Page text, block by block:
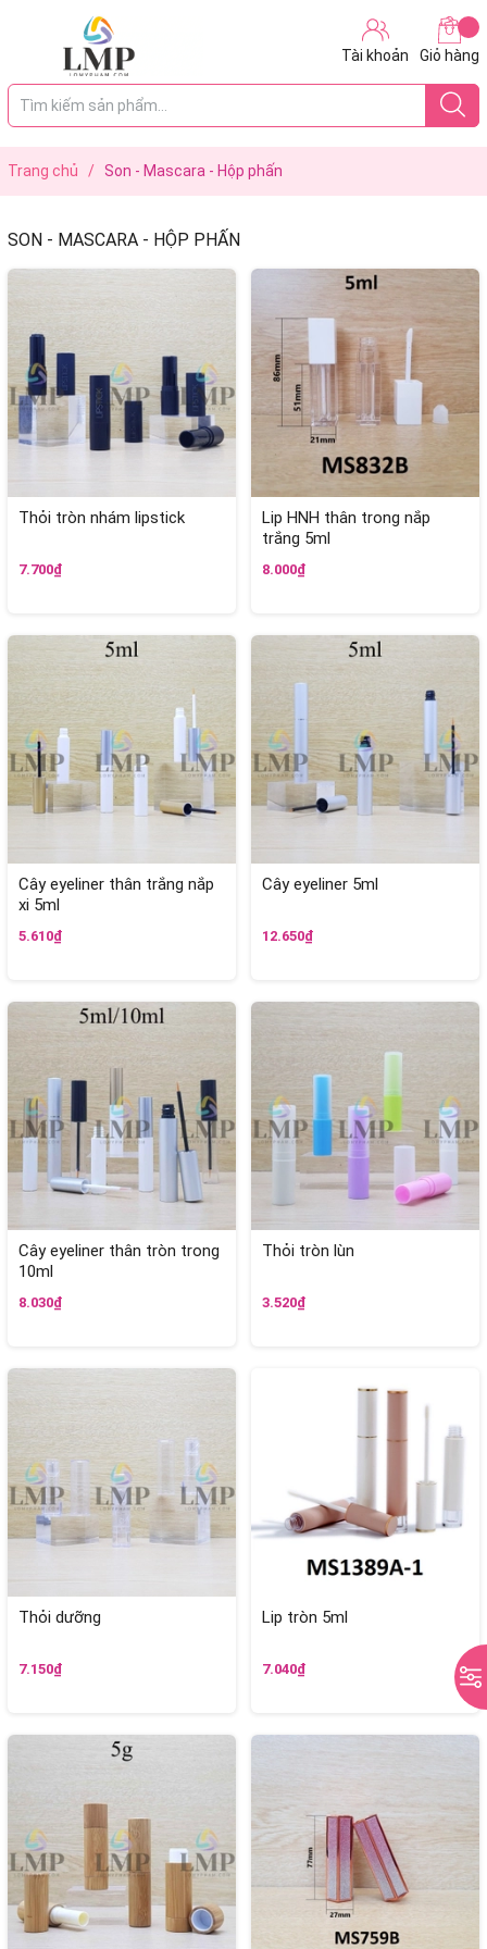
Tài khoản Giỏ hàng
Trang chủ / Son - Mascara - Hộp phấn
SON - MASCARA - HỘP PHẤN
Thỏi tròn nhám lipstick
7.700₫
Lip HNH thân trong nắp
trắng 5ml
8.000₫
Cây eyeliner thân trắng nắp
xi 5ml
5.610₫
Cây eyeliner 5ml
12.650₫
Cây eyeliner thân tròn trong
10ml
8.030₫
Thỏi tròn lùn
3.520₫
Thỏi dưỡng
7.150₫
Lip tròn 5ml
7.040₫